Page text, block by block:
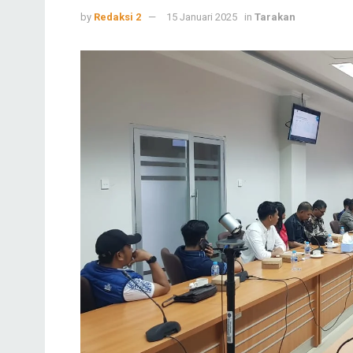
by Redaksi 2 15 Januari 2025 in Tarakan